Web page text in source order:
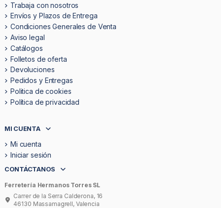
Trabaja con nosotros
Envíos y Plazos de Entrega
Condiciones Generales de Venta
Aviso legal
Catálogos
Folletos de oferta
Devoluciones
Pedidos y Entregas
Politica de cookies
Política de privacidad
MI CUENTA
Mi cuenta
Iniciar sesión
CONTÁCTANOS
Ferretería Hermanos Torres SL
Carrer de la Serra Calderona, 16
46130 Massamagrell, Valencia